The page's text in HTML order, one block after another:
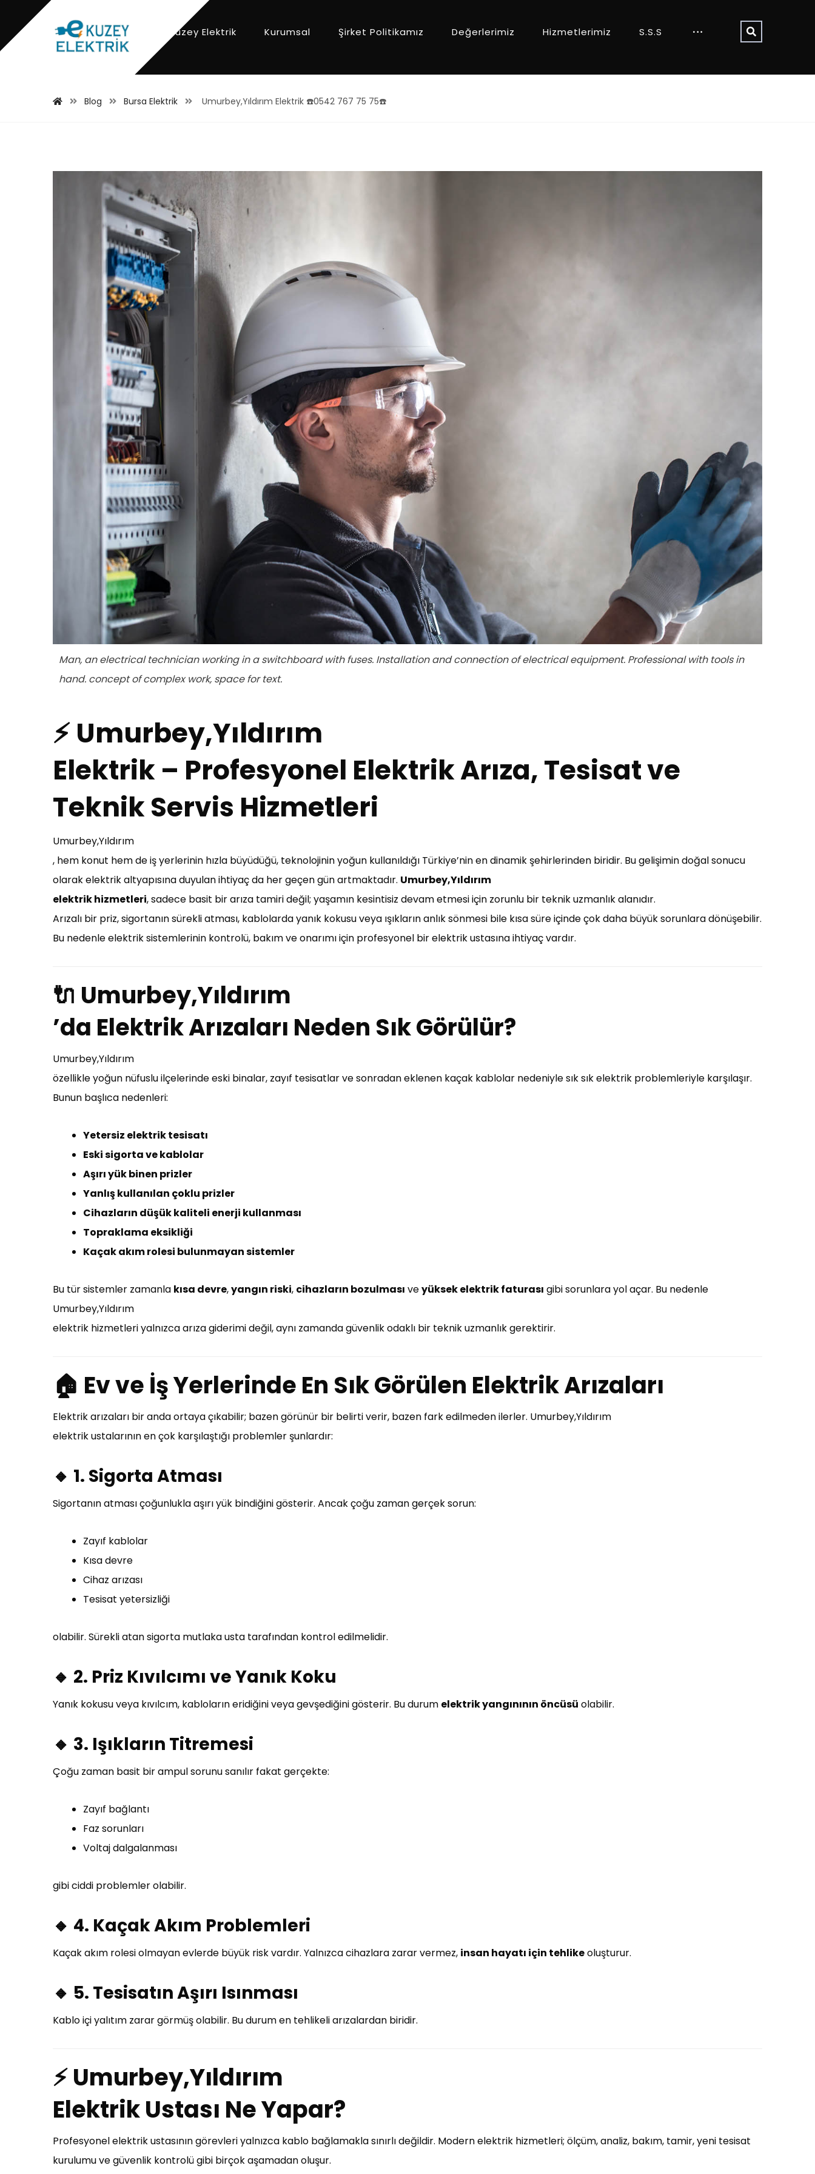
Kuzey Elektrik Kurumsal Şirket Politikamız Değerlerimiz Hizmetlerimiz S.S.S
Blog Bursa Elektrik Umurbey,Yıldırım Elektrik ☎️0542 767 75 75☎️
Man, an electrical technician working in a switchboard with fuses. Installation and connection of electrical equipment. Professional with tools in
hand. concept of complex work, space for text.
⚡ Umurbey,Yıldırım
Elektrik – Profesyonel Elektrik Arıza, Tesisat ve
Teknik Servis Hizmetleri
Umurbey,Yıldırım
, hem konut hem de iş yerlerinin hızla büyüdüğü, teknolojinin yoğun kullanıldığı Türkiye’nin en dinamik şehirlerinden biridir. Bu gelişimin doğal sonucu
olarak elektrik altyapısına duyulan ihtiyaç da her geçen gün artmaktadır. Umurbey,Yıldırım
elektrik hizmetleri, sadece basit bir arıza tamiri değil; yaşamın kesintisiz devam etmesi için zorunlu bir teknik uzmanlık alanıdır.
Arızalı bir priz, sigortanın sürekli atması, kablolarda yanık kokusu veya ışıkların anlık sönmesi bile kısa süre içinde çok daha büyük sorunlara dönüşebilir.
Bu nedenle elektrik sistemlerinin kontrolü, bakım ve onarımı için profesyonel bir elektrik ustasına ihtiyaç vardır.
🔌 Umurbey,Yıldırım
’da Elektrik Arızaları Neden Sık Görülür?
Umurbey,Yıldırım
özellikle yoğun nüfuslu ilçelerinde eski binalar, zayıf tesisatlar ve sonradan eklenen kaçak kablolar nedeniyle sık sık elektrik problemleriyle karşılaşır.
Bunun başlıca nedenleri:
Yetersiz elektrik tesisatı
Eski sigorta ve kablolar
Aşırı yük binen prizler
Yanlış kullanılan çoklu prizler
Cihazların düşük kaliteli enerji kullanması
Topraklama eksikliği
Kaçak akım rolesi bulunmayan sistemler
Bu tür sistemler zamanla kısa devre,yangın riski, cihazların bozulması veyüksek elektrik faturası gibi sorunlara yol açar. Bu nedenle
Umurbey,Yıldırım
elektrik hizmetleri yalnızca arıza giderimi değil, aynı zamanda güvenlik odaklı bir teknik uzmanlık gerektirir.
🏠 Ev ve İş Yerlerinde En Sık Görülen Elektrik Arızaları
Elektrik arızaları bir anda ortaya çıkabilir; bazen görünür bir belirti verir, bazen fark edilmeden ilerler. Umurbey,Yıldırım
elektrik ustalarının en çok karşılaştığı problemler şunlardır:
🔸 1. Sigorta Atması
Sigortanın atması çoğunlukla aşırı yük bindiğini gösterir. Ancak çoğu zaman gerçek sorun:
Zayıf kablolar
Kısa devre
Cihaz arızası
Tesisat yetersizliği
olabilir. Sürekli atan sigorta mutlaka usta tarafından kontrol edilmelidir.
🔸 2. Priz Kıvılcımı ve Yanık Koku
Yanık kokusu veya kıvılcım, kabloların eridiğini veya gevşediğini gösterir. Bu durum elektrik yangınının öncüsü olabilir.
🔸 3. Işıkların Titremesi
Çoğu zaman basit bir ampul sorunu sanılır fakat gerçekte:
Zayıf bağlantı
Faz sorunları
Voltaj dalgalanması
gibi ciddi problemler olabilir.
🔸 4. Kaçak Akım Problemleri
Kaçak akım rolesi olmayan evlerde büyük risk vardır. Yalnızca cihazlara zarar vermez, insan hayatı için tehlikeoluşturur.
🔸 5. Tesisatın Aşırı Isınması
Kablo içi yalıtım zarar görmüş olabilir. Bu durum en tehlikeli arızalardan biridir.
⚡ Umurbey,Yıldırım
Elektrik Ustası Ne Yapar?
Profesyonel elektrik ustasının görevleri yalnızca kablo bağlamakla sınırlı değildir. Modern elektrik hizmetleri; ölçüm, analiz, bakım, tamir, yeni tesisat
kurulumu ve güvenlik kontrolü gibi birçok aşamadan oluşur.